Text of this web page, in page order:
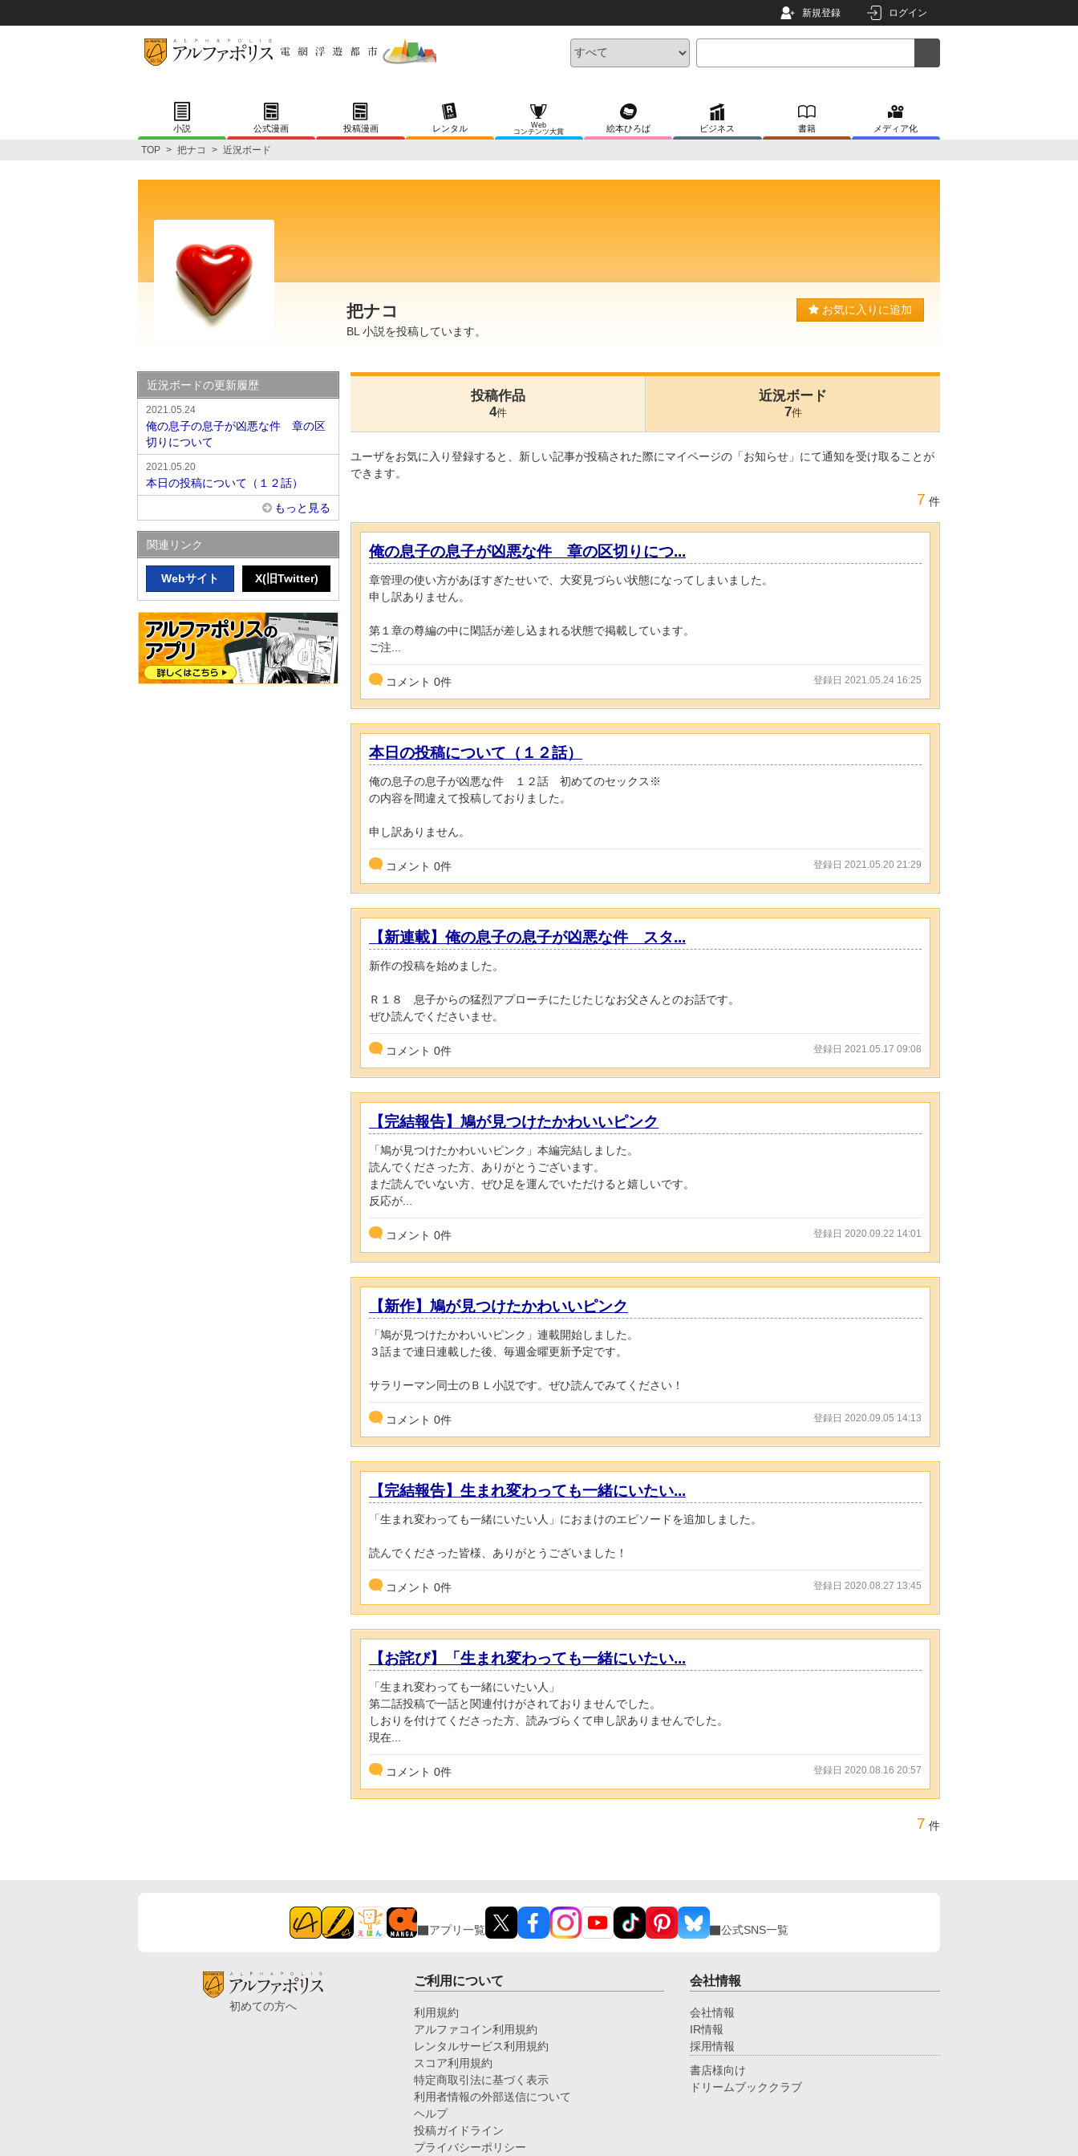
新規登録 ログイン
小説 公式漫画 投稿漫画 レンタル
Web
コンテンツ大賞
絵本ひろば ビジネス 書籍 メディア化
TOP > 把ナコ > 近況ボード
把ナコ
BL 小説を投稿しています。
お気に入りに追加
投稿作品
4件
近況ボード
7件
ユーザをお気に入り登録すると、新しい記事が投稿された際にマイページの「お知らせ」にて通知を受け取ることが
できます。
7 件
俺の息子の息子が凶悪な件 章の区切りにつ...
章管理の使い方があほすぎたせいで、大変見づらい状態になってしまいました。
申し訳ありません。
第１章の尊編の中に閑話が差し込まれる状態で掲載しています。
ご注...
コメント 0件 登録日 2021.05.24 16:25
本日の投稿について（１２話）
俺の息子の息子が凶悪な件 １２話 初めてのセックス※
の内容を間違えて投稿しておりました。
申し訳ありません。
コメント 0件 登録日 2021.05.20 21:29
【新連載】俺の息子の息子が凶悪な件 スタ...
新作の投稿を始めました。
Ｒ１８ 息子からの猛烈アプローチにたじたじなお父さんとのお話です。
ぜひ読んでくださいませ。
コメント 0件 登録日 2021.05.17 09:08
【完結報告】鳩が見つけたかわいいピンク
「鳩が見つけたかわいいピンク」本編完結しました。
読んでくださった方、ありがとうございます。
まだ読んでいない方、ぜひ足を運んでいただけると嬉しいです。
反応が...
コメント 0件 登録日 2020.09.22 14:01
【新作】鳩が見つけたかわいいピンク
「鳩が見つけたかわいいピンク」連載開始しました。
３話まで連日連載した後、毎週金曜更新予定です。
サラリーマン同士のＢＬ小説です。ぜひ読んでみてください！
コメント 0件 登録日 2020.09.05 14:13
【完結報告】生まれ変わっても一緒にいたい...
「生まれ変わっても一緒にいたい人」におまけのエピソードを追加しました。
読んでくださった皆様、ありがとうございました！
コメント 0件 登録日 2020.08.27 13:45
【お詫び】「生まれ変わっても一緒にいたい...
「生まれ変わっても一緒にいたい人」
第二話投稿で一話と関連付けがされておりませんでした。
しおりを付けてくださった方、読みづらくて申し訳ありませんでした。
現在...
コメント 0件 登録日 2020.08.16 20:57
7 件
近況ボードの更新履歴
2021.05.24
俺の息子の息子が凶悪な件 章の区
切りについて
2021.05.20
本日の投稿について（１２話）
もっと見る
関連リンク
Webサイト X(旧Twitter)
アプリ一覧 公式SNS一覧
初めての方へ
ご利用について
利用規約
アルファコイン利用規約
レンタルサービス利用規約
スコア利用規約
特定商取引法に基づく表示
利用者情報の外部送信について
ヘルプ
投稿ガイドライン
プライバシーポリシー
会社情報
会社情報
IR情報
採用情報
書店様向け
ドリームブッククラブ